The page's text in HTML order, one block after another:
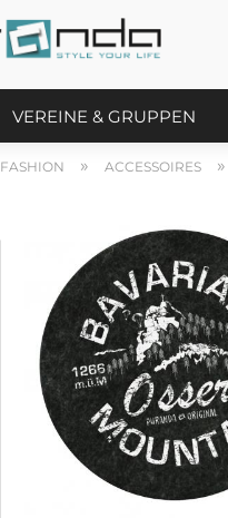
VEREINE & GRUPPEN
FASHION » ACCESSOIRES »